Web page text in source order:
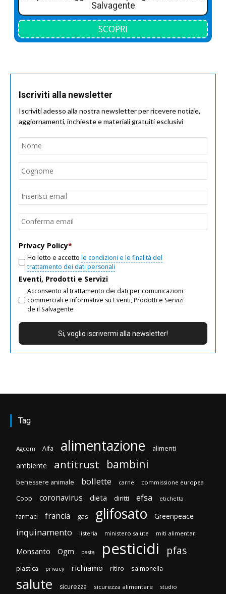
Salvagente
SCOPRI
Iscriviti alla newsletter
Iscriviti adesso alla nostra newsletter per ricevere notizie,
aggiornamenti, inchieste e materiali gratuiti esclusivi
Nome
Email
Privacy Policy*
Ho letto e accetto le condizioni e le finalità del
trattamento dei dati personali
Eventi, Prodotti e Servizi
Acconsento al trattamento dei dati per comunicazioni
commerciali e informative su Eventi, Prodotti e Servizi
de il Salvagente
Tag
Agcom Aifa alimentazione alimenti
ambiente antitrust bambini
benessere animale bollette carne commissione europea
Coop coronavirus dieta diritti efsa etichetta
farmaci francia gas glifosato Greenpeace
inquinamento listeria ministero salute miti alimentari
Monsanto Ogm pasta pesticidi pfas
plastica privacy richiamo ritiro salmonella
salute sicurezza sicurezza alimentare studio